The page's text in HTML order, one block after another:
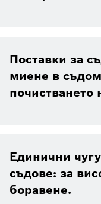
Поставки за
миене в
почистването
Единични
съдове: за
боравене.